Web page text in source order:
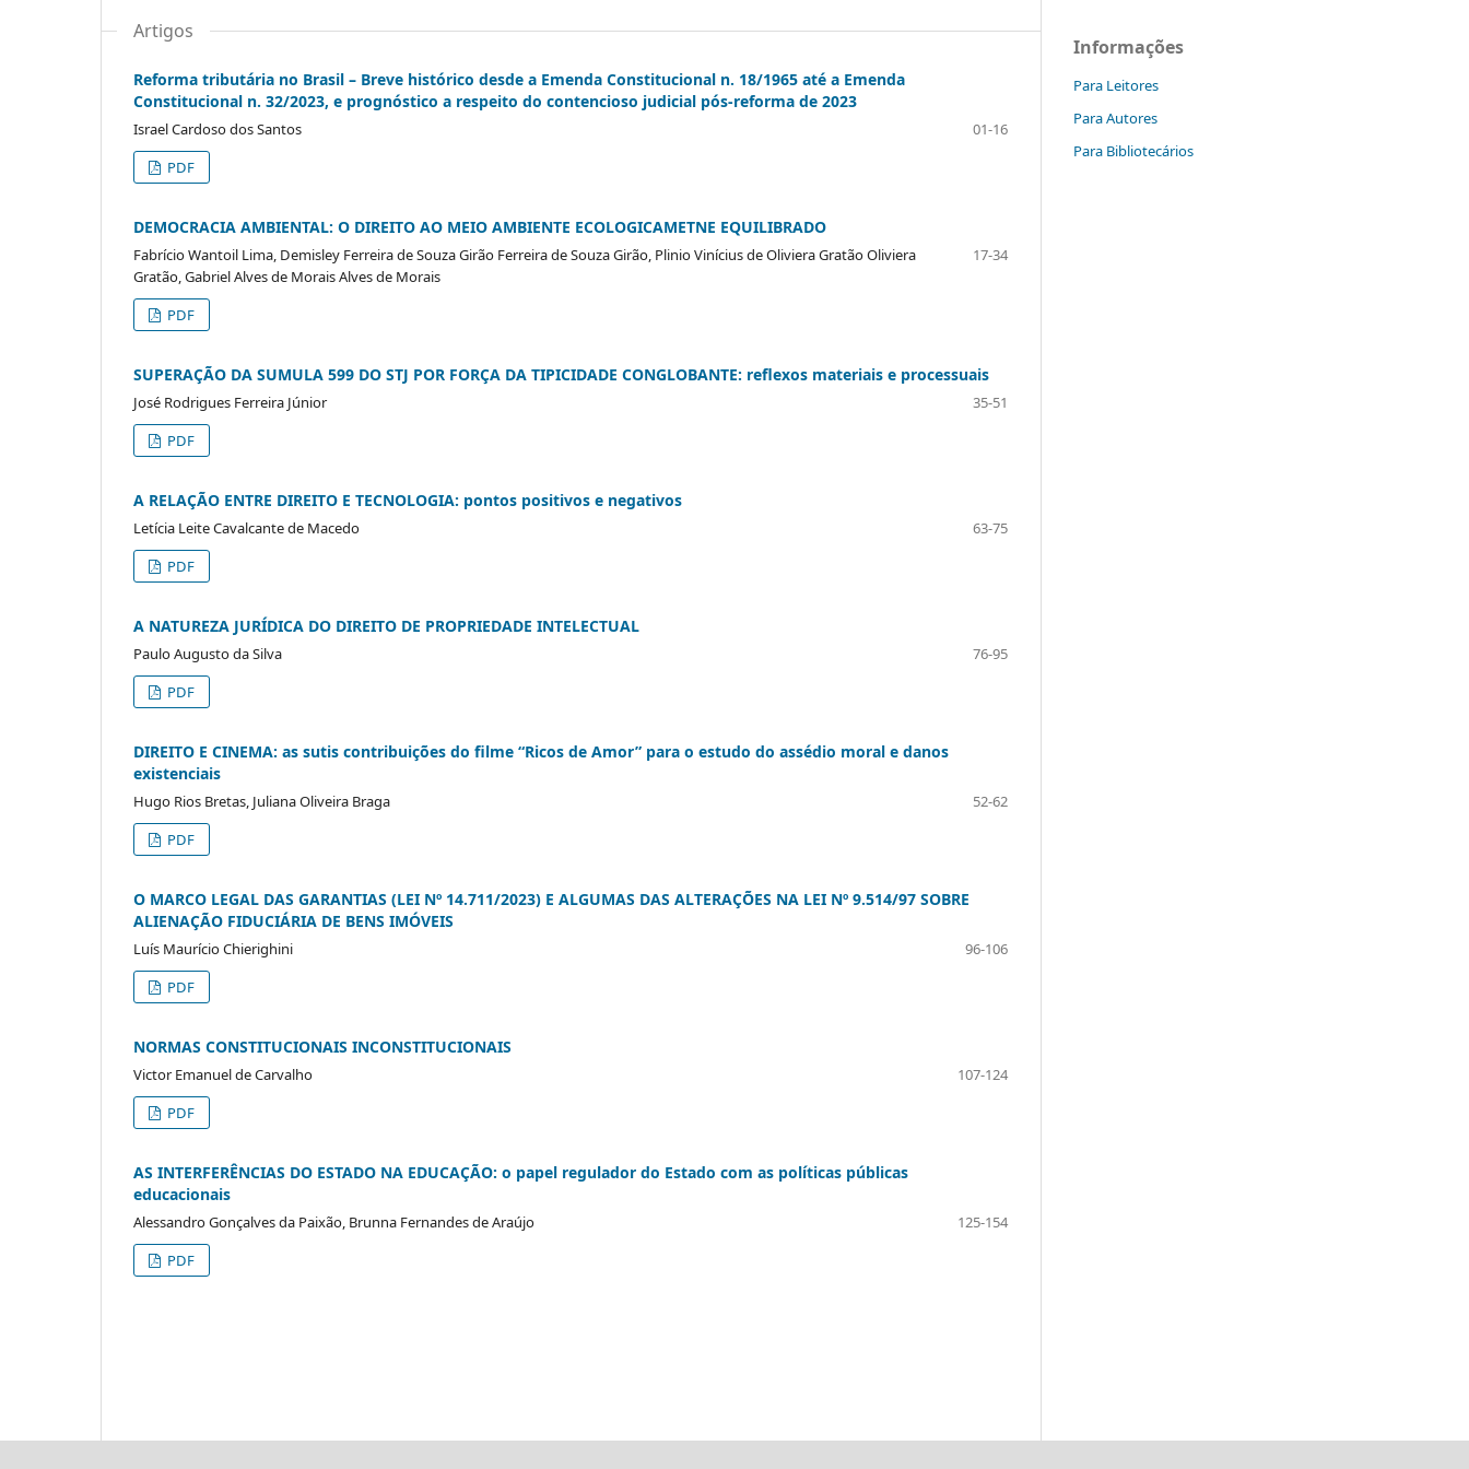
Artigos
Reforma tributária no Brasil – Breve histórico desde a Emenda Constitucional n. 18/1965 até a Emenda
Constitucional n. 32/2023, e prognóstico a respeito do contencioso judicial pós-reforma de 2023
Israel Cardoso dos Santos
01-16
PDF
DEMOCRACIA AMBIENTAL: O DIREITO AO MEIO AMBIENTE ECOLOGICAMETNE EQUILIBRADO
Fabrício Wantoil Lima, Demisley Ferreira de Souza Girão Ferreira de Souza Girão, Plinio Vinícius de Oliviera Gratão Oliviera
Gratão, Gabriel Alves de Morais Alves de Morais
17-34
PDF
SUPERAÇÃO DA SUMULA 599 DO STJ POR FORÇA DA TIPICIDADE CONGLOBANTE: reflexos materiais e processuais
José Rodrigues Ferreira Júnior
35-51
PDF
A RELAÇÃO ENTRE DIREITO E TECNOLOGIA: pontos positivos e negativos
Letícia Leite Cavalcante de Macedo
63-75
PDF
A NATUREZA JURÍDICA DO DIREITO DE PROPRIEDADE INTELECTUAL
Paulo Augusto da Silva
76-95
PDF
DIREITO E CINEMA: as sutis contribuições do filme “Ricos de Amor” para o estudo do assédio moral e danos
existenciais
Hugo Rios Bretas, Juliana Oliveira Braga
52-62
PDF
O MARCO LEGAL DAS GARANTIAS (LEI Nº 14.711/2023) E ALGUMAS DAS ALTERAÇÕES NA LEI Nº 9.514/97 SOBRE
ALIENAÇÃO FIDUCIÁRIA DE BENS IMÓVEIS
Luís Maurício Chierighini
96-106
PDF
NORMAS CONSTITUCIONAIS INCONSTITUCIONAIS
Victor Emanuel de Carvalho
107-124
PDF
AS INTERFERÊNCIAS DO ESTADO NA EDUCAÇÃO: o papel regulador do Estado com as políticas públicas
educacionais
Alessandro Gonçalves da Paixão, Brunna Fernandes de Araújo
125-154
PDF
Informações
Para Leitores
Para Autores
Para Bibliotecários